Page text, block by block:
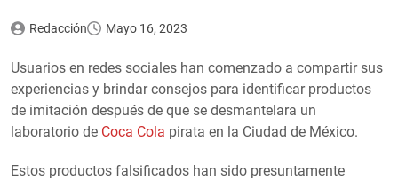
Redacción Mayo 16, 2023
Usuarios en redes sociales han comenzado a compartir sus
experiencias y brindar consejos para identificar productos
de imitación después de que se desmantelara un
laboratorio de Coca Cola pirata en la Ciudad de México.
Estos productos falsificados han sido presuntamente